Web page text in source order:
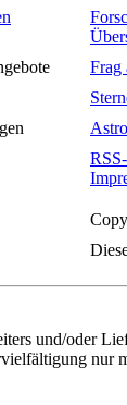
Frag
und/oder
nur